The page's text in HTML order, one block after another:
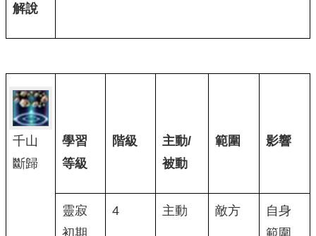
解說
千山
斷歸
學習
等級
階級
主動/
被動
範圍 影響
靈寂
4 主動 敵方
自身